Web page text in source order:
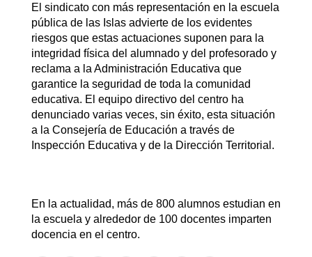
El sindicato con más representación en la escuela
pública de las Islas advierte de los evidentes
riesgos que estas actuaciones suponen para la
integridad física del alumnado y del profesorado y
reclama a la Administración Educativa que
garantice la seguridad de toda la comunidad
educativa. El equipo directivo del centro ha
denunciado varias veces, sin éxito, esta situación
a la Consejería de Educación a través de
Inspección Educativa y de la Dirección Territorial.
En la actualidad, más de 800 alumnos estudian en
la escuela y alrededor de 100 docentes imparten
docencia en el centro.